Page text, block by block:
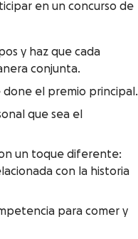
en un concurso de
y haz que cada
conjunta.
done el premio principal.
que sea el
un toque diferente:
con la historia
para comer y